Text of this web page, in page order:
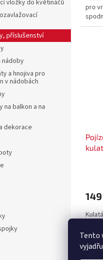
Tento
vložky do květináčů
příslušenství
nádoby
a hnojiva pro
v nádobách
na balkon a na
dekorace
pro